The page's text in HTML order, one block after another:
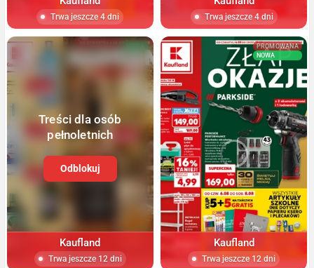
Trwa jeszcze 4 dni Trwa jeszcze 4 dni
Treści dla osób
pełnoletnich
Odblokuj
Kaufland
Trwa jeszcze 12 dni
PROMOWANA
NOWA
Kaufland
Trwa jeszcze 12 dni